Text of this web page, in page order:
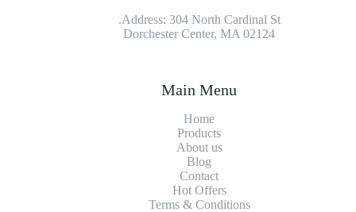
Address: 304 North Cardinal St.
Dorchester Center, MA 02124
Main Menu
Home
Products
About us
Blog
Contact
Hot Offers
Terms & Conditions